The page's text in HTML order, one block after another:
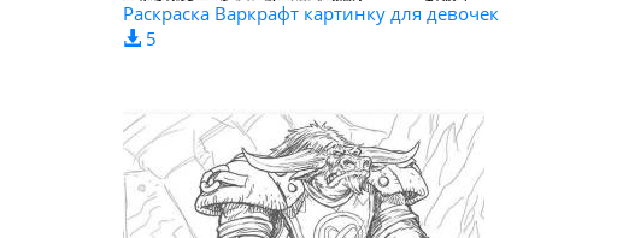
Раскраска Варкрафт картинку для девочек
5